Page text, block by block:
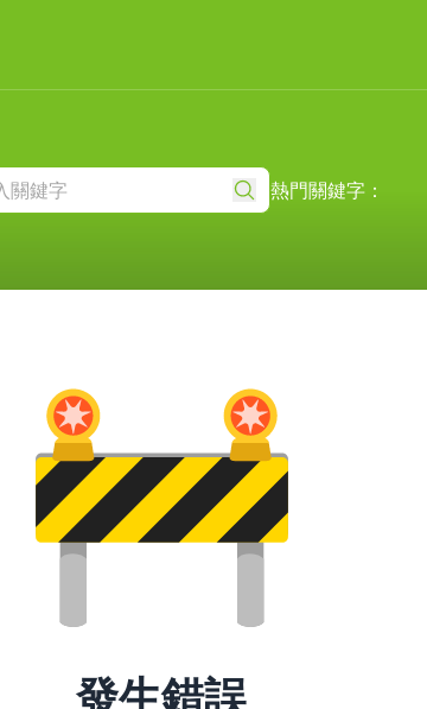
熱門關鍵字：
發生錯誤